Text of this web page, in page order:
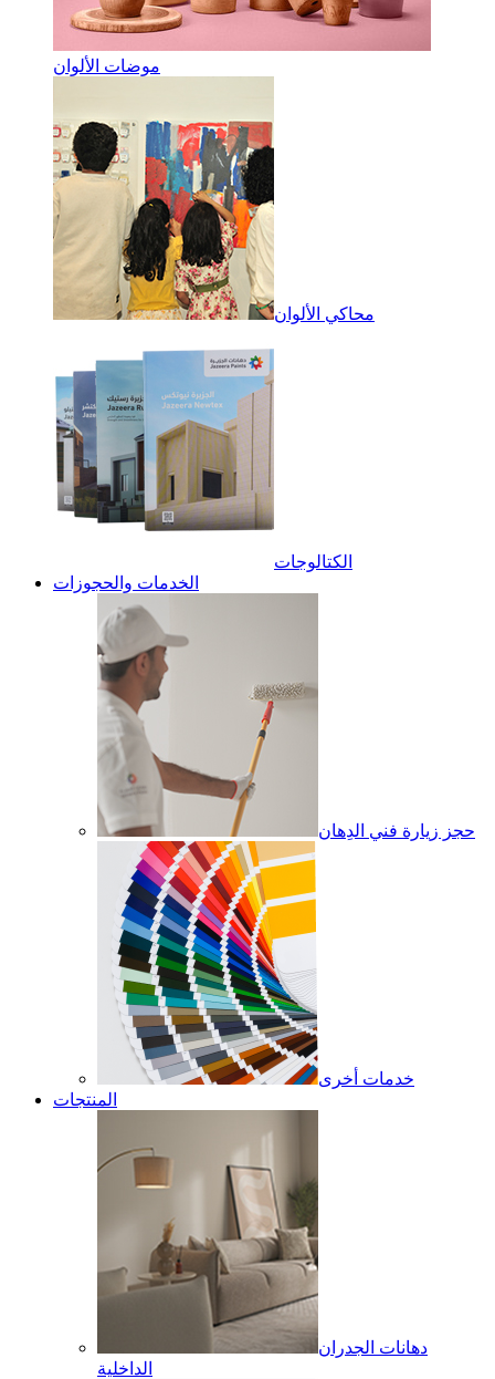
موضات الألوان
محاكي الألوان
الكتالوجات
الخدمات والحجوزات
حجز زيارة فني الدِهان
خدمات أخرى
المنتجات
دهانات الجدران
الداخلية